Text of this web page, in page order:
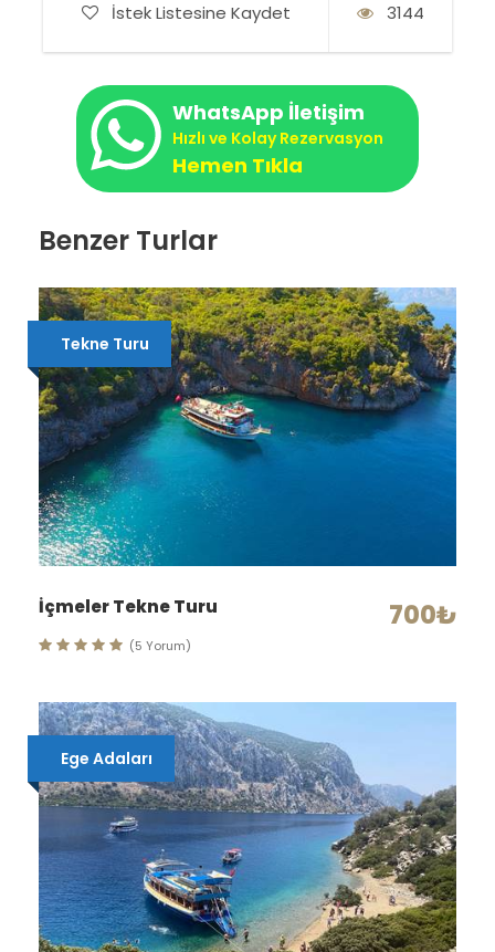
İstek Listesine Kaydet 3144
WhatsApp İletişim
Hızlı ve Kolay Rezervasyon
Hemen Tıkla
Benzer Turlar
Tekne Turu
İçmeler Tekne Turu 700₺
(5 Yorum)
Ege Adaları